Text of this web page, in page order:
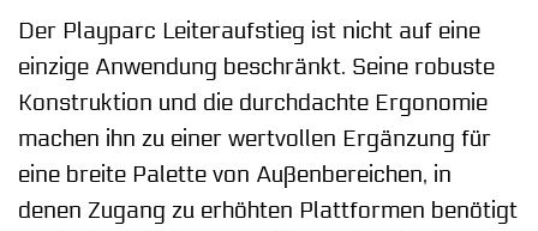
Der Playparc Leiteraufstieg ist nicht auf eine
einzige Anwendung beschränkt. Seine robuste
Konstruktion und die durchdachte Ergonomie
machen ihn zu einer wertvollen Ergänzung für
eine breite Palette von Außenbereichen, in
denen Zugang zu erhöhten Plattformen benötigt